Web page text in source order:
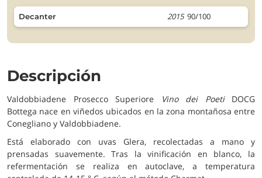
Decanter 2015 90/100
Descripción
Valdobbiadene Prosecco Superiore Vino dei PoetiDOCG
Bottega nace en viñedos ubicados en la zona montañosa entre
Conegliano y Valdobbiadene.
Está elaborado con uvas Glera, recolectadas a mano y
prensadas suavemente. Tras la vinificación en blanco, la
refermentación se realiza en autoclave, a temperatura